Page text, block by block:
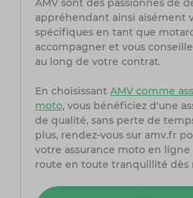
AMV sont des passionnés de
appréhendant ainsi aisément
spécifiques en tant que
accompagner et vous
au long de votre contrat.
En choisissant AMV comme
moto, vous bénéficiez d'une
de qualité, sans perte de
plus, rendez-vous sur amv.fr
votre assurance moto en
route en toute tranquillité dès